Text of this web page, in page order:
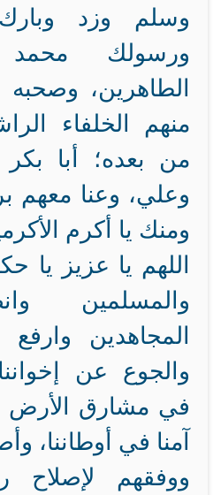
وسلم وزد
ورسولك
الطاهرين،
منهم الخلفاء
من بعده؛ أبا
وعلي، وعنا معهم
ومنك يا أكرم
اللهم يا عزيز يا
والمسلمين
المجاهدين
والجوع عن
في مشارق الأرض
آمنا في أوطاننا،
ووفقهم لإصلاح